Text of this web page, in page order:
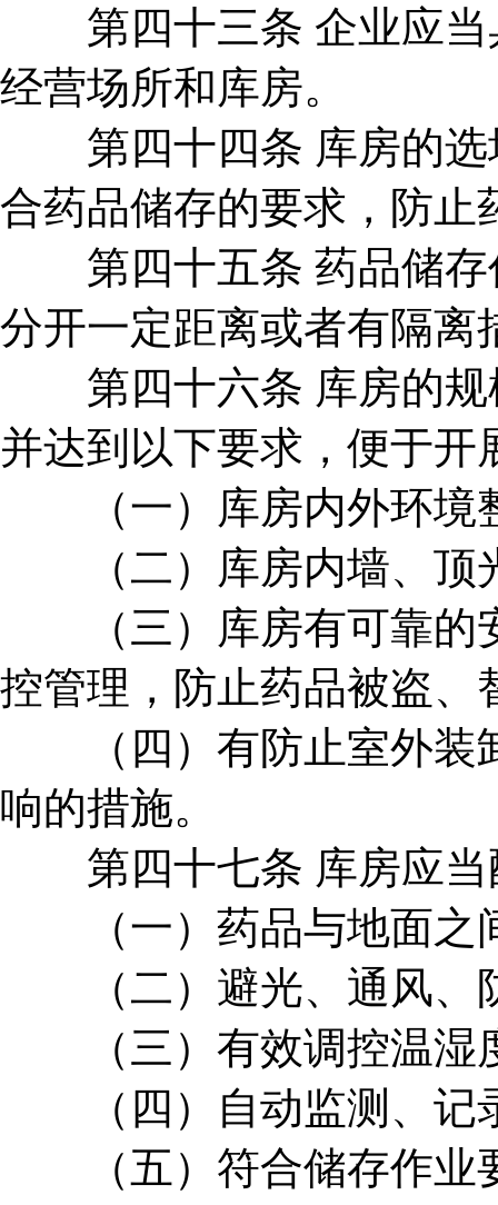
第四十三条 企业应当
经营场所和库房。
第四十四条 库房的选
合药品储存的要求，防止
第四十五条 药品储存
分开一定距离或者有隔离
第四十六条 库房的规
并达到以下要求，便于开
（一）库房内外环境
（二）库房内墙、顶
（三）库房有可靠的
控管理，防止药品被盗、
（四）有防止室外装
响的措施。
第四十七条 库房应当
（一）药品与地面之
（二）避光、通风、
（三）有效调控温湿
（四）自动监测、记
（五）符合储存作业